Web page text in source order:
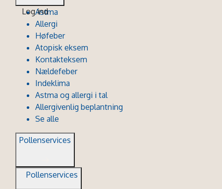
Log ind
Astma
Allergi
Høfeber
Atopisk eksem
Kontakteksem
Nældefeber
Indeklima
Astma og allergi i tal
Allergivenlig beplantning
Se alle
Pollenservices
Pollenservices